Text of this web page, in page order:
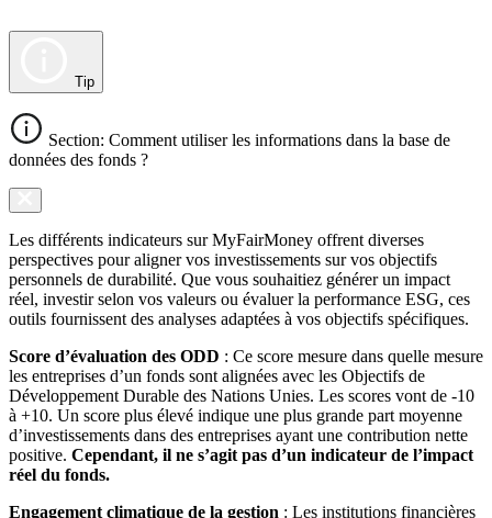
Tip
Section: Comment utiliser les informations dans la base de
données des fonds ?
Les différents indicateurs sur MyFairMoney offrent diverses
perspectives pour aligner vos investissements sur vos objectifs
personnels de durabilité. Que vous souhaitiez générer un impact
réel, investir selon vos valeurs ou évaluer la performance ESG, ces
outils fournissent des analyses adaptées à vos objectifs spécifiques.
Score d’évaluation des ODD : Ce score mesure dans quelle mesure
les entreprises d’un fonds sont alignées avec les Objectifs de
Développement Durable des Nations Unies. Les scores vont de -10
à +10. Un score plus élevé indique une plus grande part moyenne
d’investissements dans des entreprises ayant une contribution nette
positive. Cependant, il ne s’agit pas d’un indicateur de l’impact
réel du fonds.
Engagement climatique de la gestion : Les institutions financières